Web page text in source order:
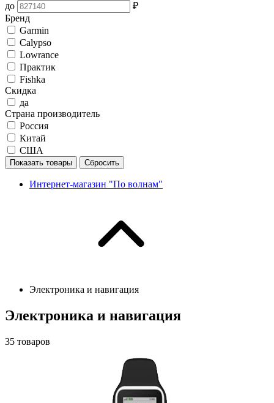
до
₽
Бренд
Garmin
Сalypso
Lowrance
Практик
Fishka
Скидка
да
Страна производитель
Россия
Китай
США
Показать товары Сбросить
Интернет-магазин "По волнам"
Электроника и навигация
Электроника и навигация
35 товаров